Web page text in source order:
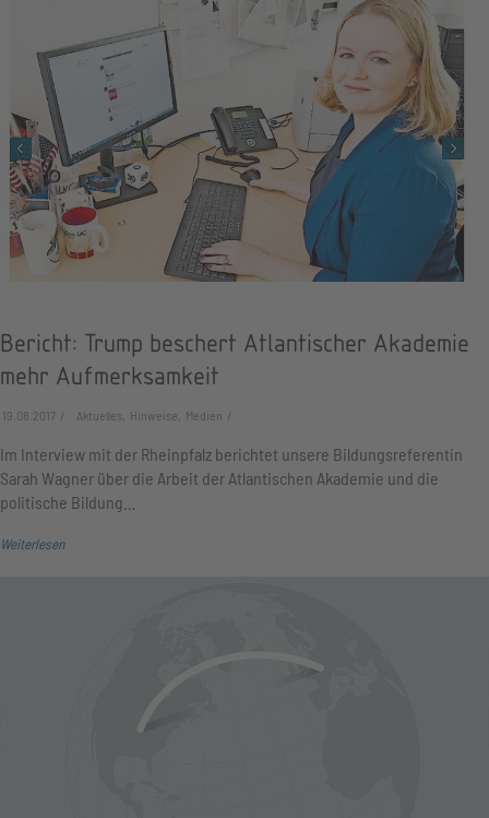
Bericht: Trump beschert Atlantischer Akademie
mehr Aufmerksamkeit
19.08.2017 Aktuelles, Hinweise, Medien
Im Interview mit der Rheinpfalz berichtet unsere Bildungsreferentin
Sarah Wagner über die Arbeit der Atlantischen Akademie und die
politische Bildung…
Weiterlesen